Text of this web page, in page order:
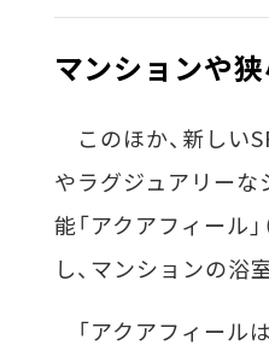
マンションや
このほか、新しい
やラグジュアリー
能「アクアフィール
し、マンションの浴
「アクアフィール